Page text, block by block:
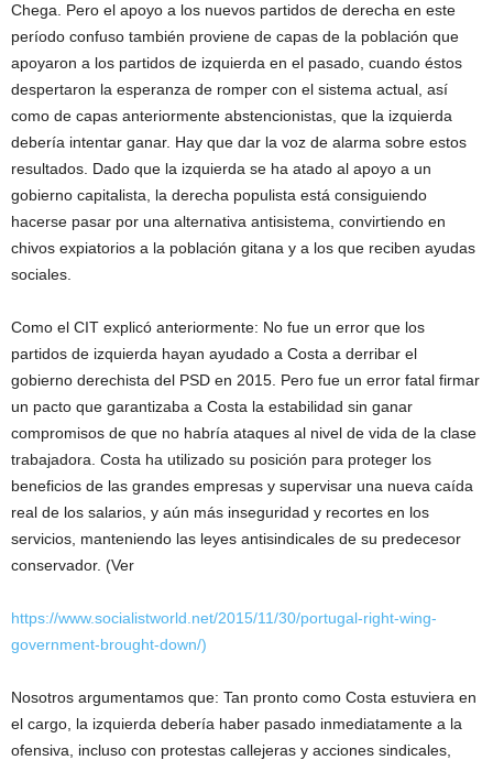
Chega. Pero el apoyo a los nuevos partidos de derecha en este
período confuso también proviene de capas de la población que
apoyaron a los partidos de izquierda en el pasado, cuando éstos
despertaron la esperanza de romper con el sistema actual, así
como de capas anteriormente abstencionistas, que la izquierda
debería intentar ganar. Hay que dar la voz de alarma sobre estos
resultados. Dado que la izquierda se ha atado al apoyo a un
gobierno capitalista, la derecha populista está consiguiendo
hacerse pasar por una alternativa antisistema, convirtiendo en
chivos expiatorios a la población gitana y a los que reciben ayudas
sociales.
Como el CIT explicó anteriormente: No fue un error que los
partidos de izquierda hayan ayudado a Costa a derribar el
gobierno derechista del PSD en 2015. Pero fue un error fatal firmar
un pacto que garantizaba a Costa la estabilidad sin ganar
compromisos de que no habría ataques al nivel de vida de la clase
trabajadora. Costa ha utilizado su posición para proteger los
beneficios de las grandes empresas y supervisar una nueva caída
real de los salarios, y aún más inseguridad y recortes en los
servicios, manteniendo las leyes antisindicales de su predecesor
conservador. (Ver
https://www.socialistworld.net/2015/11/30/portugal-right-wing-
government-brought-down/)
Nosotros argumentamos que: Tan pronto como Costa estuviera en
el cargo, la izquierda debería haber pasado inmediatamente a la
ofensiva, incluso con protestas callejeras y acciones sindicales,